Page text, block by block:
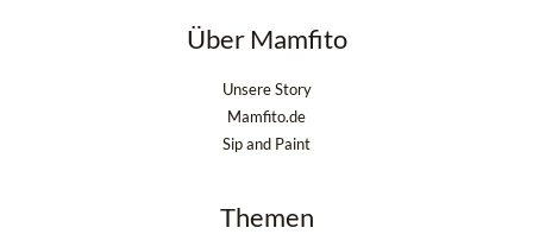
Über Mamfito
Unsere Story
Mamfito.de
Sip and Paint
Themen